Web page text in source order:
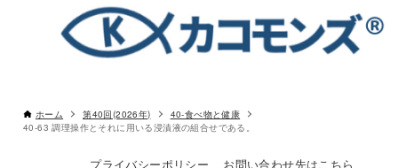
魚肉の霜降り
熱湯をかけたり
ホーム 第40回(2026年)
40-食べ物と健康
40-63 調理操作とそれに用いる浸漬液の組合せである。
プライバシーポリシー お問い合わせ先はこちら